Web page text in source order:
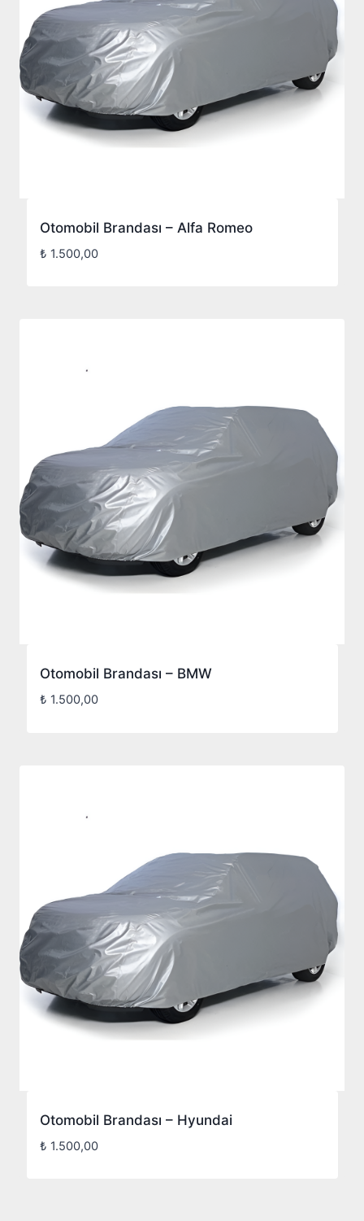
Otomobil Brandası – Alfa Romeo
₺ 1.500,00
Otomobil Brandası – BMW
₺ 1.500,00
Otomobil Brandası – Hyundai
₺ 1.500,00